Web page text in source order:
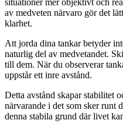
av medveten närvaro gördet
klarhet.
Att jorda dina tankar betyder
naturlig del av medvetandet.
till dem. Närdu observerar
uppstårett inre avstånd.
Detta avstånd skaparstabilitet
närvarande i det som skerrunt
denna stabila grund därlivet